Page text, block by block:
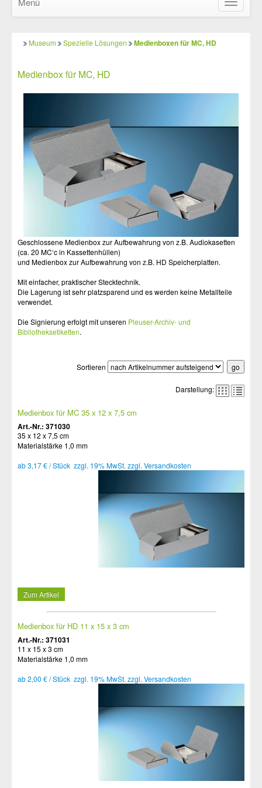
ein-/
Museum Spezielle Lösungen Medienboxen für MC, HD
Medienbox für MC, HD
Geschlossene Medienbox zur Aufbewahrung von z.B. Audiokasetten
(ca. 20 MC‘c in Kassettenhüllen)
und Medienbox zur Aufbewahrung von z.B. HD Speicherplatten.
Mit einfacher, praktischer Stecktechnik.
Die Lagerung ist sehr platzsparend und es werden keine Metallteile
verwendet.
Die Signierung erfolgt mit unseren Pleuser-Archiv- und
Bibliotheksetiketten.
Sortieren
Darstellung:
Medienbox für MC 35 x 12 x 7,5 cm
Art.-Nr.: 371030
35 x 12 x 7,5 cm
Materialstärke 1,0 mm
ab 3,17 € / Stück zzgl. 19% MwSt. zzgl. Versandkosten
Zum Artikel
Medienbox für HD 11 x 15 x 3 cm
Art.-Nr.: 371031
11 x 15 x 3 cm
Materialstärke 1,0 mm
ab 2,00 € / Stück zzgl. 19% MwSt. zzgl. Versandkosten